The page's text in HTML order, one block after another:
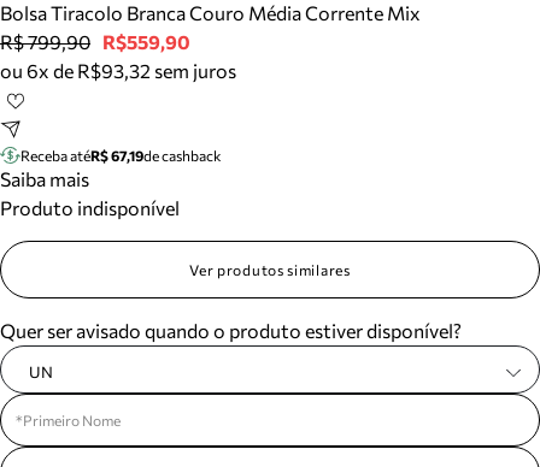
Tamanco
Tênis
Mule
Tire dúvidas sobre pedidos, devoluções e mais.
Meus pedidos
Acompanhe seus pedidos e solicite devoluções.
Bolsa Tiracolo Branca Couro Média Corrente Mix
R$ 799,90 R$559,90
ou 6x de R$93,32 sem juros
Receba atéR$ 67,19de cashback
Saiba mais
Produto indisponível
Ver produtos similares
Quer ser avisado quando o produto estiver disponível?
UN